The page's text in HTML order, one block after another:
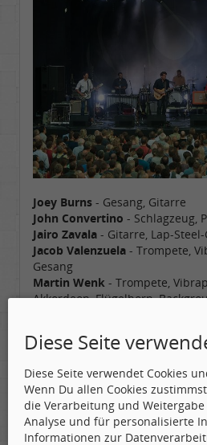
Joey Burns - Gesang, Gitarre
John Convertino - Schlagzeug,
Jairo Zavala - Gitarre, Lap-
Jacob Valenzuela - Trompete,
Gesang
Martin Wenk - Trompete,
Akkordeon, Flügelhorn,
Sergio Mendoza - Keyboard,
Hier ein kleiner Eindruck von
https://www.youtube.com/
Diese Seite
Diese Seite verwendet Cookies
Wenn Du allen Cookies
die Verarbeitung und
Analyse und für personalisierte
Informationen zur